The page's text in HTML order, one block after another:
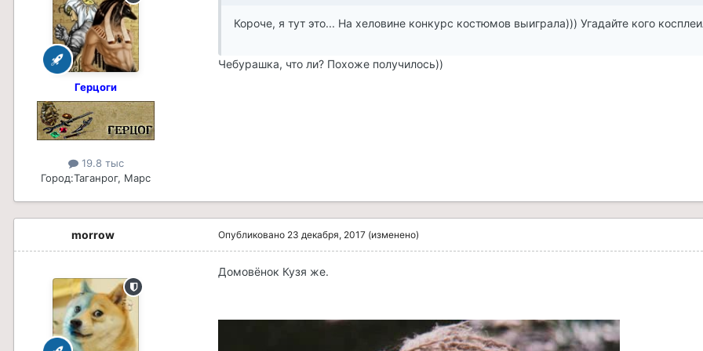
Герцоги
19.8 тыс
Город:Таганрог, Марс
Короче, я тут это... На хеловине конкурс костюмов выиграла))) Угадайте кого
Чебурашка, что ли? Похоже получилось))
morrow Опубликовано 23 декабря, 2017 (изменено)
Домовёнок Кузя же.